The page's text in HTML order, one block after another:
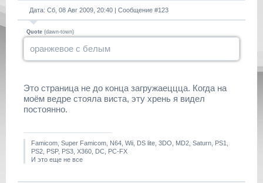
Дата: Сб, 08 Авг 2009, 20:40 | Сообщение #123
Quote (dawn-town)
оранжевое с белым
Это страница не до конца загружаеццца. Когда на
моём ведре стояла виста, эту хрень я видел
постоянно.
Famicom, Super Famicom, N64, Wii, DS lite, 3DO, MD2, Saturn, PS1,
PS2, PSP, PS3, X360, DC, PC-FX
И это еще не все